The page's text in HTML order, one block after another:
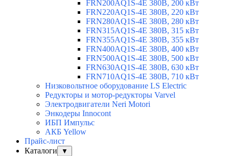
FRN200AQ1S-4E 380В, 200 кВт
FRN220AQ1S-4E 380В, 220 кВт
FRN280AQ1S-4E 380В, 280 кВт
FRN315AQ1S-4E 380В, 315 кВт
FRN355AQ1S-4E 380В, 355 кВт
FRN400AQ1S-4E 380В, 400 кВт
FRN500AQ1S-4E 380В, 500 кВт
FRN630AQ1S-4E 380В, 630 кВт
FRN710AQ1S-4E 380В, 710 кВт
Низковольтное оборудование LS Electric
Редукторы и мотор-редукторы Varvel
Электродвигатели Neri Motori
Энкодеры Innocont
ИБП Импульс
АКБ Yellow
Прайс-лист
Каталоги
▼